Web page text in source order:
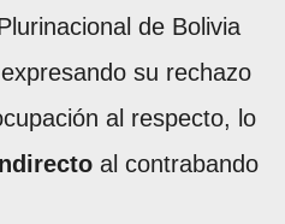
de Bolivia
su rechazo
al respecto, lo
al contrabando